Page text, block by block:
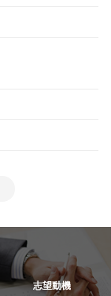
志望動機